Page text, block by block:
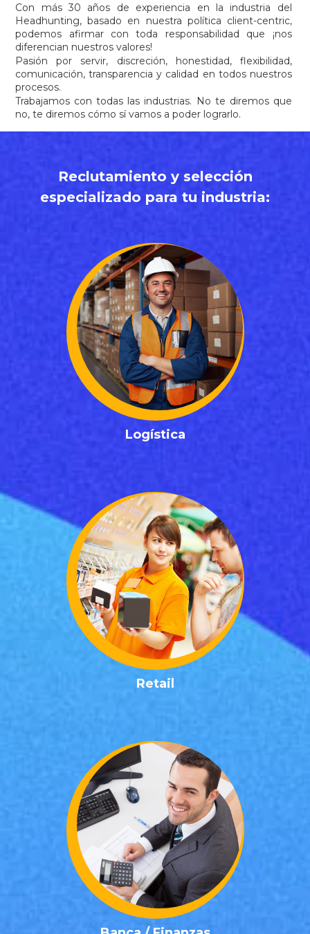
Con más 30 años de experiencia en la industria del
Headhunting, basado en nuestra política client-centric,
podemos afirmar con toda responsabilidad que ¡nos
diferencian nuestros valores!
Pasión por servir, discreción, honestidad, flexibilidad,
comunicación, transparencia y calidad en todos nuestros
procesos.
Trabajamos con todas las industrias. No te diremos que
no, te diremos cómo sí vamos a poder lograrlo.
Reclutamiento y selección
especializado para tu industria:
Logística
Posiciones Logística
✓ Freight Forwarder
✓ Director Logístico
✓ Cadena de Suministro
✓ Jefe de Suministros
✓ Jefe de Almacén
✓ Jefe de Distribución
✓ Coordinador de Operaciones Logísticas
✓ Ingeniero de Automatización
✓ Ejecutivo de Ventas
✓ Ayudante en general
✓ Logístico de Almacén
Retail
Posiciones Retail
✓ Gerente de Tienda
✓ Asesor de Ventas / Promotor
✓ Cajero
✓ Encargado de Inventarios
✓ Supervisor de Piso de Ventas
✓ Analista de Marketing
✓ Coordinador de Visual Merchandising
✓ Jefe de Departamento
✓ Especialista en Atención al Cliente
Posiciones Banca / Finanzas
✓ Analista Financiero
✓ Asesor de Inversiones
✓ Ejecutivo de Cuenta
✓ Analista de Riesgos
✓ Especialista en Cumplimiento Normativo
✓ Controller Financiero
✓ Analista de Crédito
✓ Gerente de Tesorería
✓ Auditor Interno
✓ Analista de cuentas por cobrar